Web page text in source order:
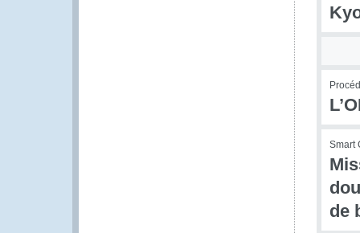
Smart
de